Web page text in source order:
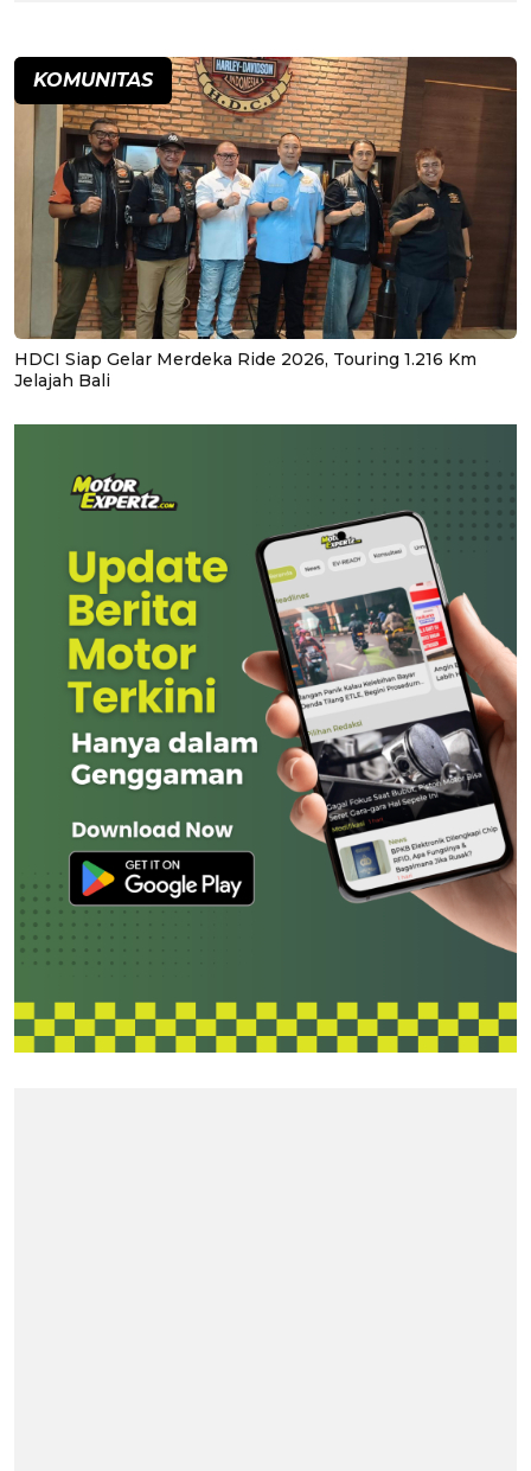
KOMUNITAS
HDCI Siap Gelar Merdeka Ride 2026, Touring 1.216 Km
Jelajah Bali